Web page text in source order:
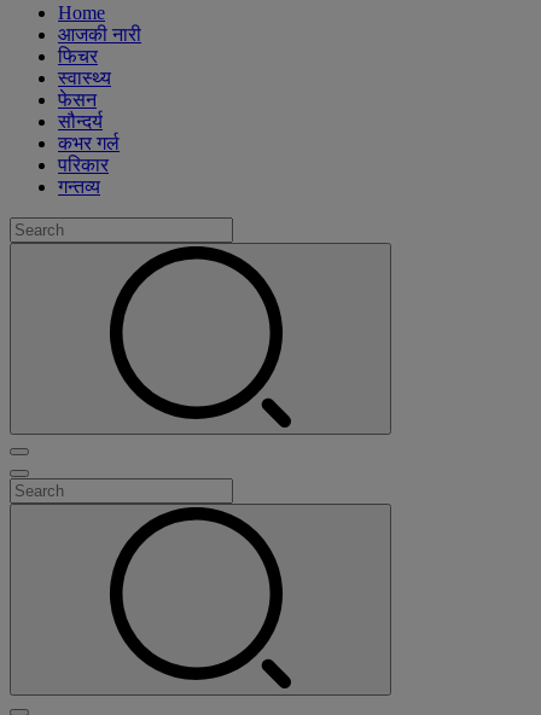
Home
आजकी नारी
फिचर
स्वास्थ्य
फेसन
सौन्दर्य
कभर गर्ल
परिकार
गन्तव्य